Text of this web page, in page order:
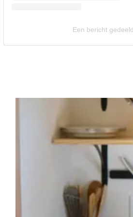
Een bericht
MET FOTO VAN IN